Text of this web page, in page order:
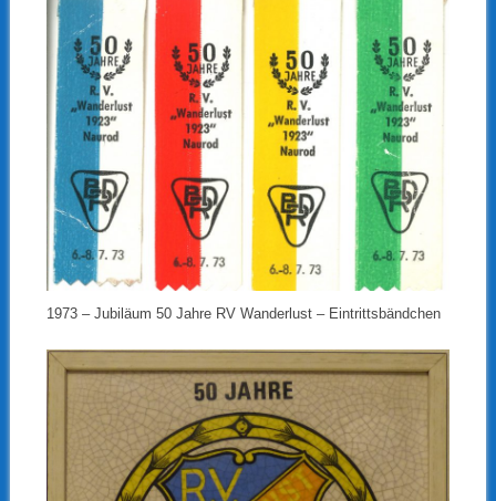
1973 – Jubiläum 50 Jahre RV Wanderlust – Eintrittsbändchen